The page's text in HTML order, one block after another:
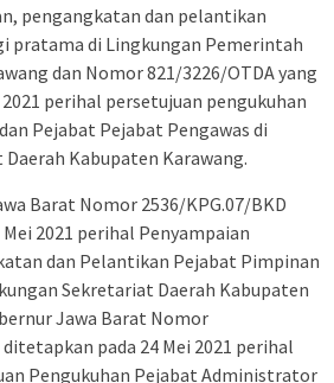
pengangkatan dan pelantikan
pratama di Lingkungan Pemerintah
dan Nomor 821/3226/OTDA yang
perihal persetujuan pengukuhan
Pejabat Pejabat Pengawas di
Kabupaten Karawang.
Barat Nomor 2536/KPG.07/BKD
2021 perihal Penyampaian
dan Pelantikan Pejabat Pimpinan
Sekretariat Daerah Kabupaten
Jawa Barat Nomor
pada 24 Mei 2021 perihal
Pengukuhan Pejabat Administrator